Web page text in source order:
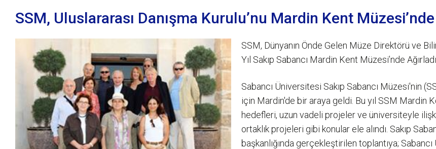
SSM, Uluslararası Danışma Kurulu’nu Mardin Kent Müzesi’nde
SSM, Dünyanın Önde Gelen Müze Direktörü ve
Yıl Sakıp Sabancı Mardin Kent Müzesi’nde Ağırladı.
Sabancı Üniversitesi Sakıp Sabancı Müzesi'nin
için Mardin'de bir araya geldi. Bu yıl SSM Mardin
hedefleri, uzun vadeli projeler ve üniversiteyle
ortaklık projeleri gibi konular ele alındı. Sakıp
başkanlığında gerçekleştirilen toplantıya;